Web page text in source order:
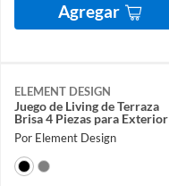
Agregar
ELEMENT DESIGN
Juego de Living de Terraza
Brisa 4 Piezas para Exterior
Por Element Design